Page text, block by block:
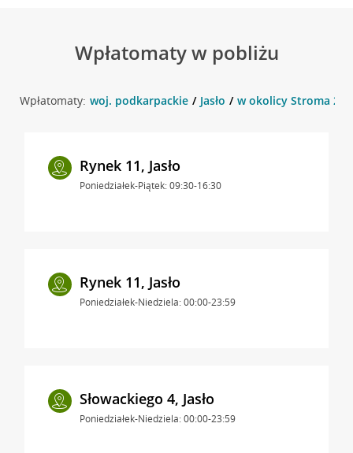
Wpłatomaty w pobliżu
Wpłatomaty: woj. podkarpackie Jasło w okolicy Stroma 2 ,
Rynek 11, Jasło
Poniedziałek-Piątek: 09:30-16:30
Rynek 11, Jasło
Poniedziałek-Niedziela: 00:00-23:59
Słowackiego 4, Jasło
Poniedziałek-Niedziela: 00:00-23:59